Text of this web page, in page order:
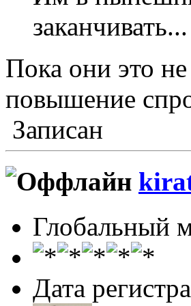
заканчивать...
Пока они это
повышение
Записан
Глобальный
Дата